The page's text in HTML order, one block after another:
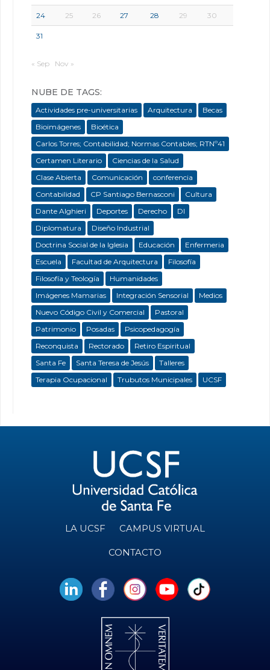
24 25 26 27 28 29 30
31
« Sep Nov »
NUBE DE TAGS:
Actividades pre-universitarias Arquitectura
Becas
Bioimágenes
Bioética
Carlos Torres; Contabilidad; Normas Contables; RTNº41
Certamen Literario
Ciencias de la Salud
Clase Abierta
Comunicación
conferencia
Contabilidad
CP Santiago Bernasconi
Cultura
Dante Alghieri
Deportes Derecho
DI
Diplomatura
Diseño Industrial
Doctrina Social de la Iglesia
Educación
Enfermeria
Escuela
Facultad de Arquitectura
Filosofía
Filosofía y Teología
Humanidades
Imágenes Mamarias
Integración Sensorial
Medios
Nuevo Código Civil y Comercial
Pastoral
Patrimonio
Posadas
Psicopedagogía
Reconquista
Rectorado
Retiro Espiritual
Santa Fe
Santa Teresa de Jesús
Talleres
Terapia Ocupacional
Trubutos Municipales UCSF
LA UCSF CAMPUS VIRTUAL
CONTACTO